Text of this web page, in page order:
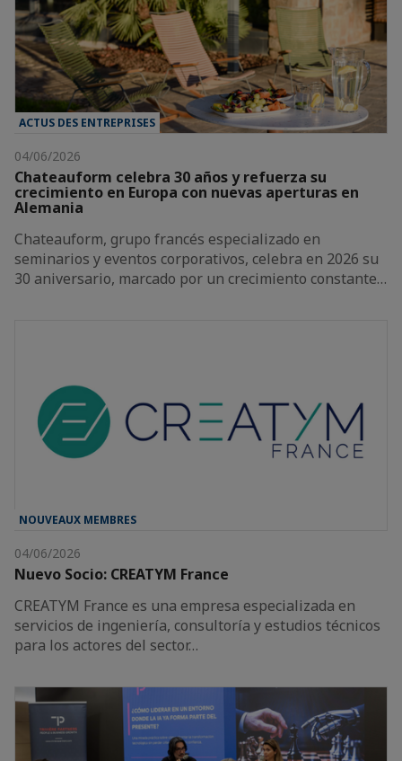
ACTUS DES ENTREPRISES
04/06/2026
Chateauform celebra 30 años y refuerza su
crecimiento en Europa con nuevas aperturas en
Alemania
Chateauform, grupo francés especializado en
seminarios y eventos corporativos, celebra en 2026 su
30 aniversario, marcado por un crecimiento constante…
NOUVEAUX MEMBRES
04/06/2026
Nuevo Socio: CREATYM France
CREATYM France es una empresa especializada en
servicios de ingeniería, consultoría y estudios técnicos
para los actores del sector…